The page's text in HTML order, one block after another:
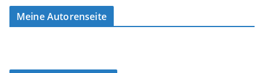
Meine Autorenseite